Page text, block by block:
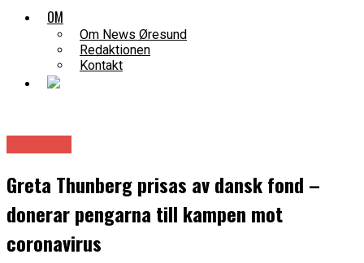
OM
Om News Øresund
Redaktionen
Kontakt
Greta Thunberg prisas av dansk fond –
donerar pengarna till kampen mot
coronavirus